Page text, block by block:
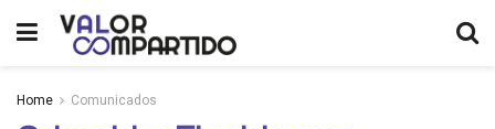
Home Comunicados